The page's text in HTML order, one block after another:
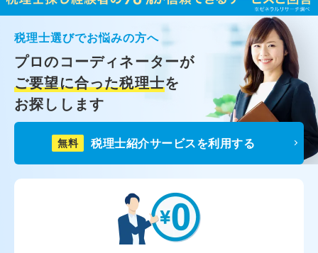
税理士選びでお悩みの方へ
プロのコーディネーターが
ご要望に合った税理士を
お探しします
無料 税理士紹介サービスを利用する